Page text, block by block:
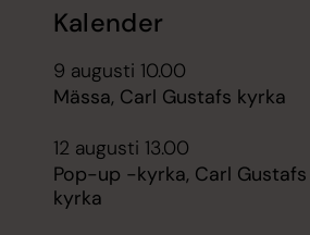
Kalender
9 augusti 10.00
Mässa, Carl Gustafs kyrka
12 augusti 13.00
Pop-up -kyrka, Carl Gustafs
kyrka